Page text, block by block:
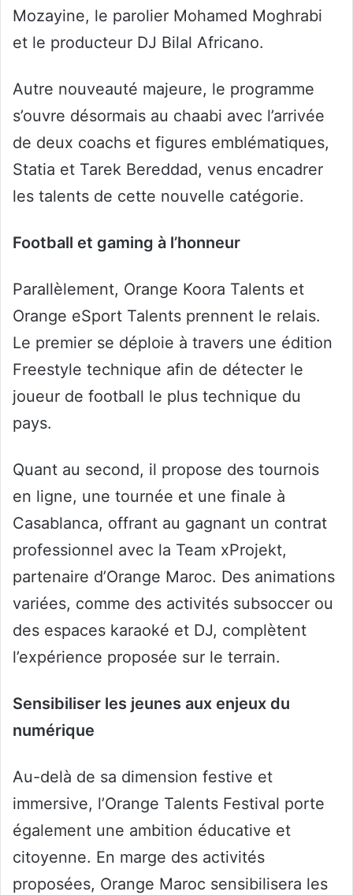
Mozayine, le parolier Mohamed Moghrabi
et le producteur DJ Bilal Africano.
Autre nouveauté majeure, le programme
s’ouvre désormais au chaabi avec l’arrivée
de deux coachs et figures emblématiques,
Statia et Tarek Bereddad, venus encadrer
les talents de cette nouvelle catégorie.
Football et gaming à l’honneur
Parallèlement, Orange Koora Talents et
Orange eSport Talents prennent le relais.
Le premier se déploie à travers une édition
Freestyle technique afin de détecter le
joueur de football le plus technique du
pays.
Quant au second, il propose des tournois
en ligne, une tournée et une finale à
Casablanca, offrant au gagnant un contrat
professionnel avec la Team xProjekt,
partenaire d’Orange Maroc. Des animations
variées, comme des activités subsoccer ou
des espaces karaoké et DJ, complètent
l’expérience proposée sur le terrain.
Sensibiliser les jeunes aux enjeux du
numérique
Au-delà de sa dimension festive et
immersive, l’Orange Talents Festival porte
également une ambition éducative et
citoyenne. En marge des activités
proposées, Orange Maroc sensibilisera les